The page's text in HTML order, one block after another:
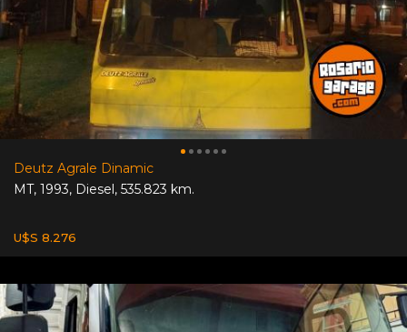
Deutz Agrale Dinamic
MT, 1993, Diesel, 535.823 km.
U$S 8.276